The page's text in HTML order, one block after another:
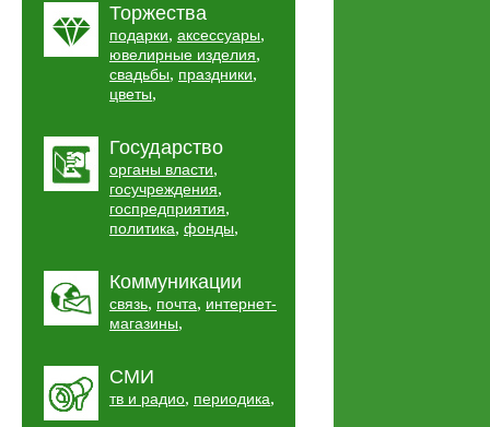
Торжества
подарки, аксессуары,
ювелирные изделия,
свадьбы, праздники,
цветы,
Государство
органы власти,
госучреждения,
госпредприятия,
политика, фонды,
Коммуникации
связь, почта, интернет-
магазины,
СМИ
тв и радио, периодика,